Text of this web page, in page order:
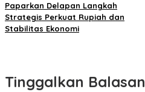
Paparkan Delapan Langkah
Strategis Perkuat Rupiah dan
Stabilitas Ekonomi
Tinggalkan Balasan